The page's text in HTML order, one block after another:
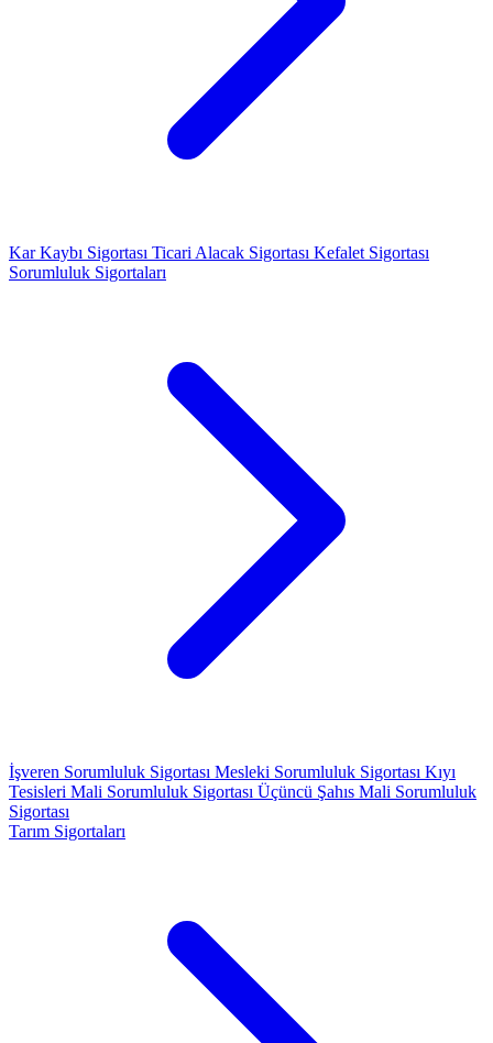
Kar Kaybı Sigortası Ticari Alacak Sigortası Kefalet Sigortası
Sorumluluk Sigortaları
İşveren Sorumluluk Sigortası Mesleki Sorumluluk Sigortası Kıyı
Tesisleri Mali Sorumluluk Sigortası Üçüncü Şahıs Mali Sorumluluk
Sigortası
Tarım Sigortaları